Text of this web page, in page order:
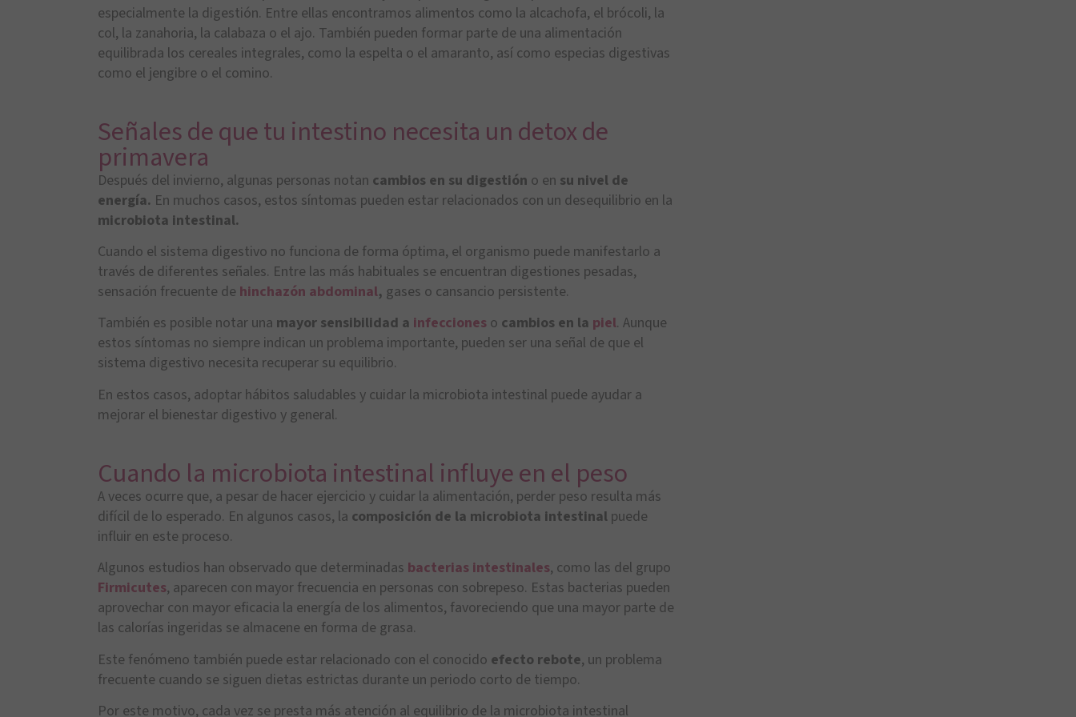
especialmente la digestión. Entre ellas encontramos alimentos como la alcachofa, el brócoli, la
col, la zanahoria, la calabaza o el ajo. También pueden formar parte de una alimentación
equilibrada los cereales integrales, como la espelta o el amaranto, así como especias digestivas
como el jengibre o el comino.
Señales de que tu intestino necesita un detox de
primavera
Después del invierno, algunas personas notan cambios en su digestión o en su nivel de
energía. En muchos casos, estos síntomas pueden estar relacionados con un desequilibrio en la
microbiota intestinal.
Cuando el sistema digestivo no funciona de forma óptima, el organismo puede manifestarlo a
través de diferentes señales. Entre las más habituales se encuentran digestiones pesadas,
sensación frecuente de hinchazón abdominal, gases o cansancio persistente.
También es posible notar una mayor sensibilidad a infecciones o cambios en la piel. Aunque
estos síntomas no siempre indican un problema importante, pueden ser una señal de que el
sistema digestivo necesita recuperar su equilibrio.
En estos casos, adoptar hábitos saludables y cuidar la microbiota intestinal puede ayudar a
mejorar el bienestar digestivo y general.
Cuando la microbiota intestinal influye en el peso
A veces ocurre que, a pesar de hacer ejercicio y cuidar la alimentación, perder peso resulta más
difícil de lo esperado. En algunos casos, la composición de la microbiota intestinal puede
influir en este proceso.
Algunos estudios han observado que determinadas bacterias intestinales, como las del grupo
Firmicutes, aparecen con mayor frecuencia en personas con sobrepeso. Estas bacterias pueden
aprovechar con mayor eficacia la energía de los alimentos, favoreciendo que una mayor parte de
las calorías ingeridas se almacene en forma de grasa.
Este fenómeno también puede estar relacionado con el conocido efecto rebote, un problema
frecuente cuando se siguen dietas estrictas durante un periodo corto de tiempo.
Por este motivo, cada vez se presta más atención al equilibrio de la microbiota intestinal